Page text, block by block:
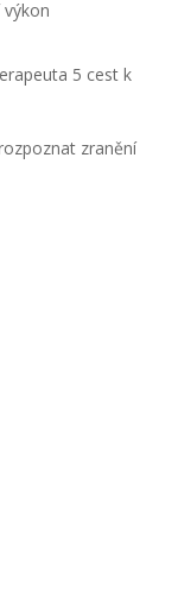
5 cest k
zranění